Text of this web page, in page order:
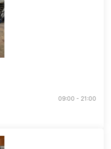
09:00 - 21:00